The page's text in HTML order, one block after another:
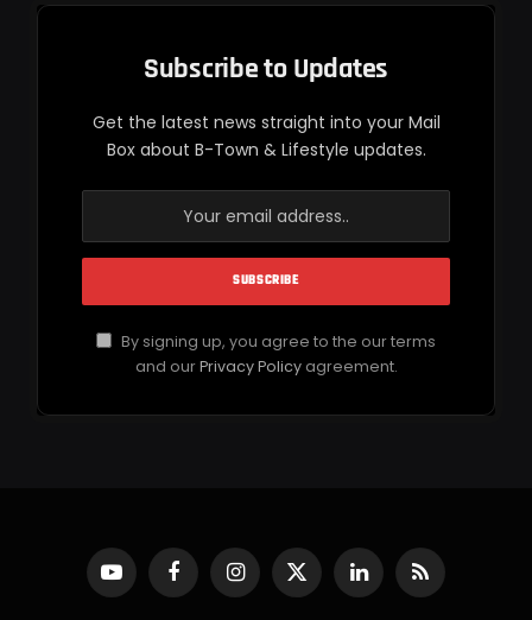
Subscribe to Updates
Get the latest news straight into your Mail
Box about B-Town & Lifestyle updates.
By signing up, you agree to the our terms
and ourPrivacy Policyagreement.
YouTubeFacebookInstagram
X
(Twitter)
LinkedInRSS